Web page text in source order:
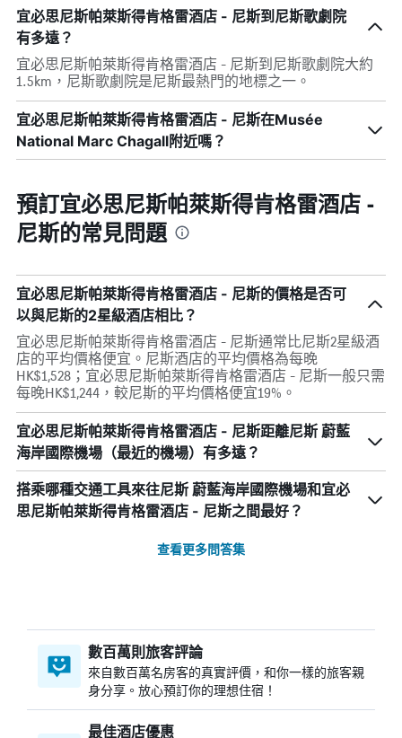
宜必思尼斯帕萊斯得肯格雷酒店 - 尼斯到尼斯歌劇院
有多遠？
宜必思尼斯帕萊斯得肯格雷酒店 - 尼斯到尼斯歌劇院大約
1.5km，尼斯歌劇院是尼斯最熱門的地標之一。
宜必思尼斯帕萊斯得肯格雷酒店 - 尼斯在Musée
National Marc Chagall附近嗎？
預訂宜必思尼斯帕萊斯得肯格雷酒店 -
尼斯的常見問題
宜必思尼斯帕萊斯得肯格雷酒店 - 尼斯的價格是否可
以與尼斯的2星級酒店相比？
宜必思尼斯帕萊斯得肯格雷酒店 - 尼斯通常比尼斯2星級酒
店的平均價格便宜。尼斯酒店的平均價格為每晚
HK$1,528；宜必思尼斯帕萊斯得肯格雷酒店 - 尼斯一般只需
每晚HK$1,244，較尼斯的平均價格便宜19%。
宜必思尼斯帕萊斯得肯格雷酒店 - 尼斯距離尼斯 蔚藍
海岸國際機場（最近的機場）有多遠？
搭乘哪種交通工具來往尼斯 蔚藍海岸國際機場和宜必
思尼斯帕萊斯得肯格雷酒店 - 尼斯之間最好？
查看更多問答集
數百萬則旅客評論
來自數百萬名房客的真實評價，和你一樣的旅客親
身分享。放心預訂你的理想住宿！
最佳酒店優惠